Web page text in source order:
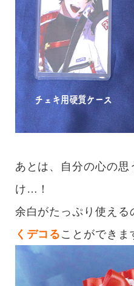
あとは、自分の心の
け…！
余白がたっぷり使える
くデコる ことができま